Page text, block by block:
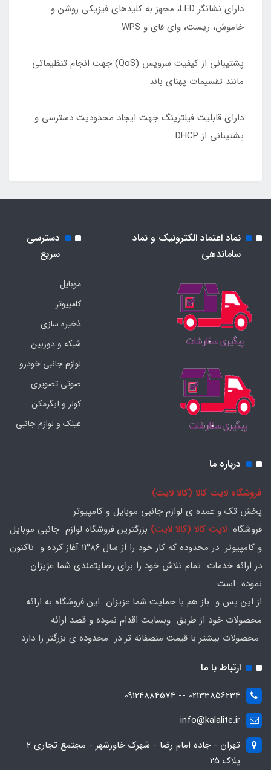
دارای نشانگر LED، مجهز به کلیدهای فیزیکی روشن و
خاموش، ریست، وای فای و WPS
پشتیبانی از کیفیت سرویس (QoS) جهت انجام تنظیماتی
مانند تقسیمات پهنای باند
دارای قابلیت فیلترینگ جهت ایجاد محدودیت دسترسی و
پشتیبانی از DHCP
نماد اعتماد الکترونیک و نماد
ساماندهی
دسترسی
سریع
موبایل
کامپیوتر
ذخیره سازی
شبکه و دوربین
لوازم جانبی خودرو
صوتی تصویری
کولر و آبگرمکن
عینک و لوازم جانبی
درباره ما
فروشگاه لایت کالا (کالا لایت)
پخش تک و عمده ی لوازم جانبی موبایل و کامپیوتر
فروشگاه لایت کالا (کالا لایت) بزرگترین فروشگاه لوازم جانبی موبایل
و کامپیوتر در محدوده که کار خود را از سال ۱۳۸۶ آغاز کرده و تاکنون
در ارائه خدمات تمام تلاش خود را برای رضایتمندی شما عزیزان
نموده است .
از این پس و باز هم با حمایت شما عزیزان این فروشگاه به ارائه
محصولات خود از طریق وبسایت اقدام نموده و قصد ارائه
محصولات بیشتر با قیمت منصفانه تر در محدوده ی بزرگتر را دارد
ارتباط با ما
02133856234 -- 09124884574
info@kalalite.ir
تهران - جاده امام رضا - شهرک خاورشهر - مجتمع تجاری 2
پلاک 25